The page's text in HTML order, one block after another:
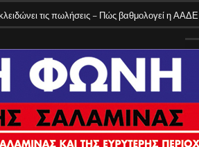
τις πωλήσεις – Πώς βαθμολογεί η ΑΑΔΕ